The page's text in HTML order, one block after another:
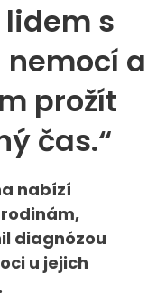
s
a
prožít
čas.“
nabízí
diagnózou
u jejich